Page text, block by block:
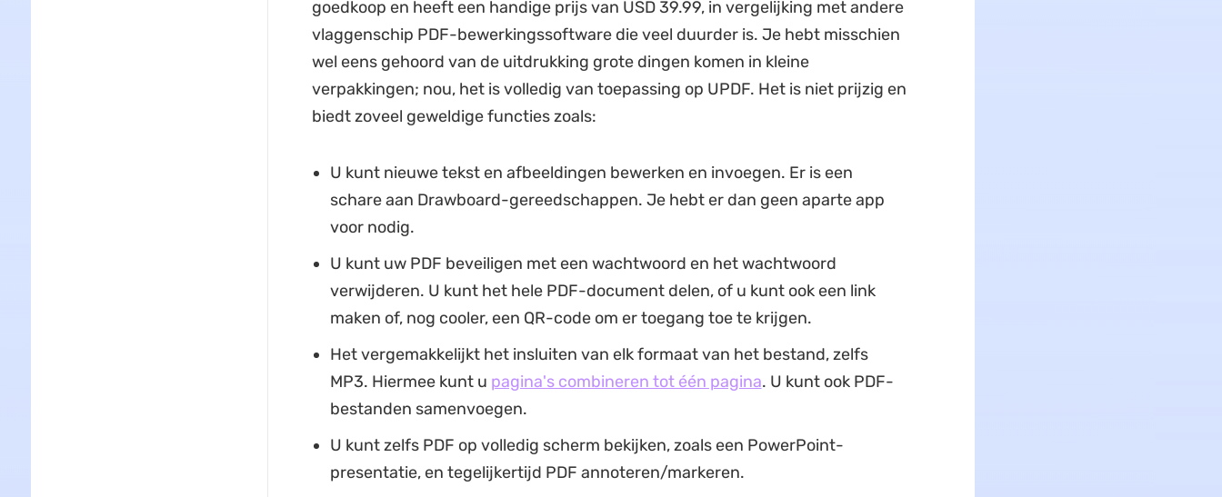
goedkoop en heeft een handige prijs van USD 39.99, in vergelijking met andere
vlaggenschip PDF-bewerkingssoftware die veel duurder is. Je hebt misschien
wel eens gehoord van de uitdrukking grote dingen komen in kleine
verpakkingen; nou, het is volledig van toepassing op UPDF. Het is niet prijzig en
biedt zoveel geweldige functies zoals:
U kunt nieuwe tekst en afbeeldingen bewerken en invoegen. Er is een
schare aan Drawboard-gereedschappen. Je hebt er dan geen aparte app
voor nodig.
U kunt uw PDF beveiligen met een wachtwoord en het wachtwoord
verwijderen. U kunt het hele PDF-document delen, of u kunt ook een link
maken of, nog cooler, een QR-code om er toegang toe te krijgen.
Het vergemakkelijkt het insluiten van elk formaat van het bestand, zelfs
MP3. Hiermee kunt u pagina's combineren tot één pagina. U kunt ook PDF-
bestanden samenvoegen.
U kunt zelfs PDF op volledig scherm bekijken, zoals een PowerPoint-
presentatie, en tegelijkertijd PDF annoteren/markeren.